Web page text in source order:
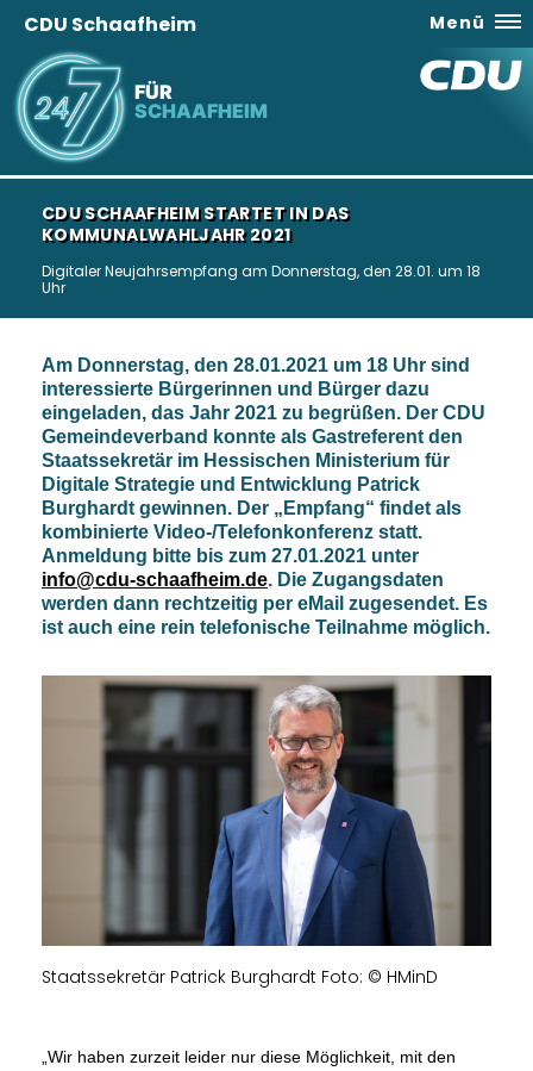
FÜR
SCHAAFHEIM
CDU Schaafheim Menü
CDU SCHAAFHEIM STARTET IN DAS
KOMMUNALWAHLJAHR 2021
Digitaler Neujahrsempfang am Donnerstag, den 28.01. um 18
Uhr
Am Donnerstag, den 28.01.2021 um 18 Uhr sind
interessierte Bürgerinnen und Bürger dazu
eingeladen, das Jahr 2021 zu begrüßen. Der CDU
Gemeindeverband konnte als Gastreferent den
Staatssekretär im Hessischen Ministerium für
Digitale Strategie und Entwicklung Patrick
Burghardt gewinnen. Der „Empfang“ findet als
kombinierte Video-/Telefonkonferenz statt.
Anmeldung bitte bis zum 27.01.2021 unter
info@cdu-schaafheim.de. Die Zugangsdaten
werden dann rechtzeitig per eMail zugesendet. Es
ist auch eine rein telefonische Teilnahme möglich.
Staatssekretär Patrick Burghardt Foto: © HMinD
Wir haben zurzeit leider nur diese Möglichkeit, mit den